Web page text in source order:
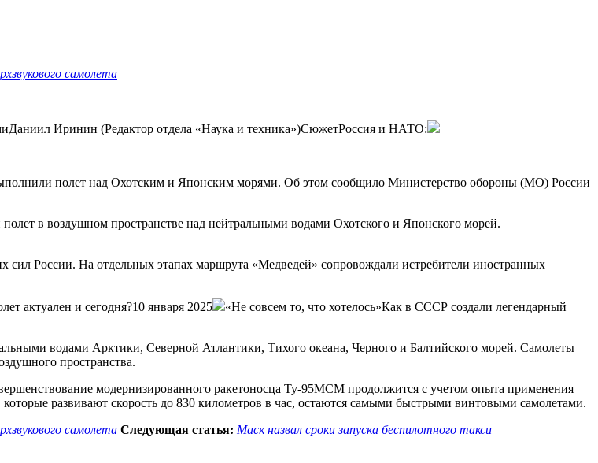
самолета
Иринин (Редактор отдела «Наука и техника»)СюжетРоссия и НАТО:
полет над Охотским и Японским морями. Об этом сообщило Министерство обороны (МО) России
в воздушном пространстве над нейтральными водами Охотского и Японского морей.
России. На отдельных этапах маршрута «Медведей» сопровождали истребители иностранных
актуален и сегодня?10 января 2025
«Не совсем то, что хотелось»Как в СССР создали легендарный
водами Арктики, Северной Атлантики, Тихого океана, Черного и Балтийского морей. Самолеты
пространства.
модернизированного ракетоносца Ту-95МСМ продолжится с учетом опыта применения
развивают скорость до 830 километров в час, остаются самыми быстрыми винтовыми самолетами.
самолета Следующая статья: Маск назвал сроки запуска беспилотного такси